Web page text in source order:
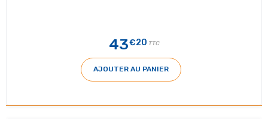
43€20 TTC
AJOUTER AU PANIER